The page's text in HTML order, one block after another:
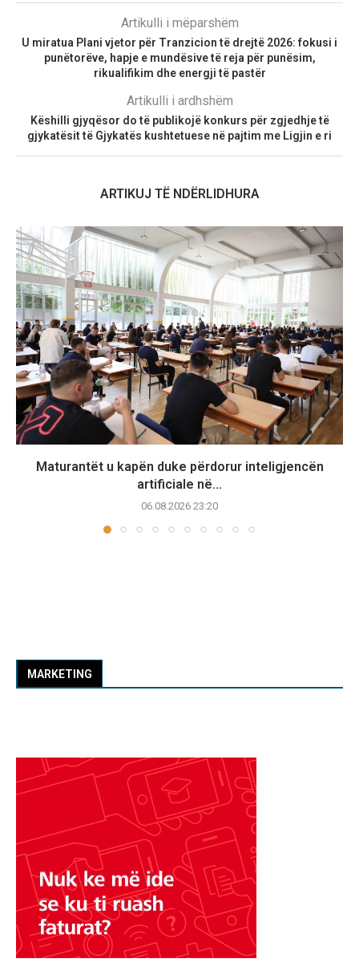
Artikulli i mëparshëm
U miratua Plani vjetor për Tranzicion të drejtë 2026: fokusi i
punëtorëve, hapje e mundësive të reja për punësim,
rikualifikim dhe energji të pastër
Artikulli i ardhshëm
Këshilli gjyqësor do të publikojë konkurs për zgjedhje të
gjykatësit të Gjykatës kushtetuese në pajtim me Ligjin e ri
ARTIKUJ TË NDËRLIDHURA
Maturantët u kapën duke përdorur inteligjencën
artificiale në...
06.08.2026 23:20
MARKETING